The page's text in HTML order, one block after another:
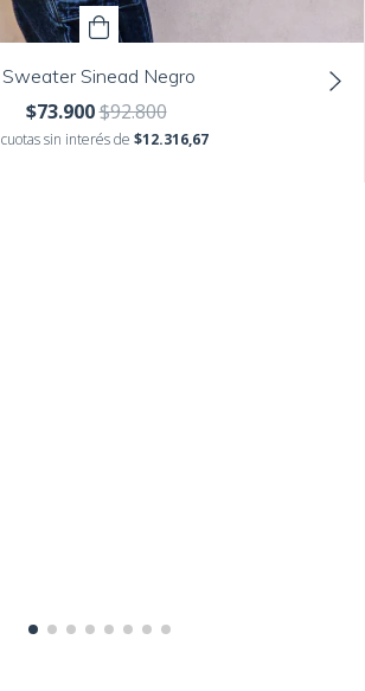
Sweater Sinead Negro
$73.900$92.800
cuotas sin interés de $12.316,67